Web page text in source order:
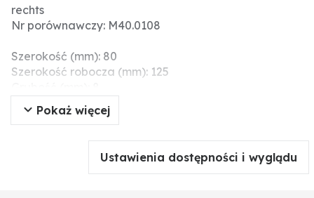
rechts
Nr porównawczy: M40.0108
Szerokość (mm): 80
Szerokość robocza (mm): 125
Ø otworu (mm): 12,5
Wymiary montażowe (mm): 80
Rozstaw otworów (mm): 46
Pokaż więcej
Ustawienia dostępności i wyglądu